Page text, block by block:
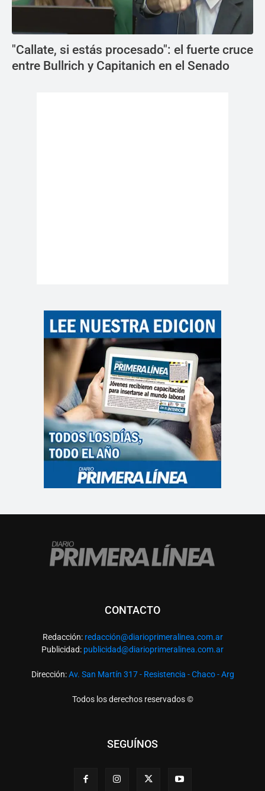
"Callate, si estás procesado": el fuerte cruce
entre Bullrich y Capitanich en el Senado
CONTACTO
Redacción: redacción@diarioprimeralinea.com.ar
Publicidad: publicidad@diarioprimeralinea.com.ar
Dirección:Av. San Martín 317 - Resistencia - Chaco - Arg
Todos los derechos reservados ©
SEGUÍNOS